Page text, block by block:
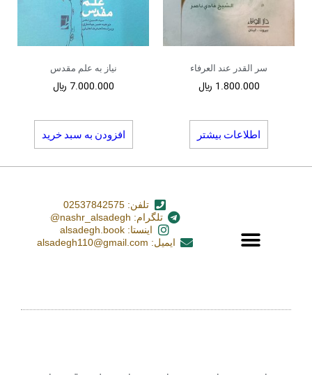
سر القدر عند العرفاء
1.800.000 ﷼
اطلاعات بیشتر
نیاز به علم مقدس
7.000.000 ﷼
افزودن به سبد خرید
تلفن: 02537842575
تلگرام: nashr_alsadegh@
اینستا: alsadegh.book
ایمیل: alsadegh110@gmail.com